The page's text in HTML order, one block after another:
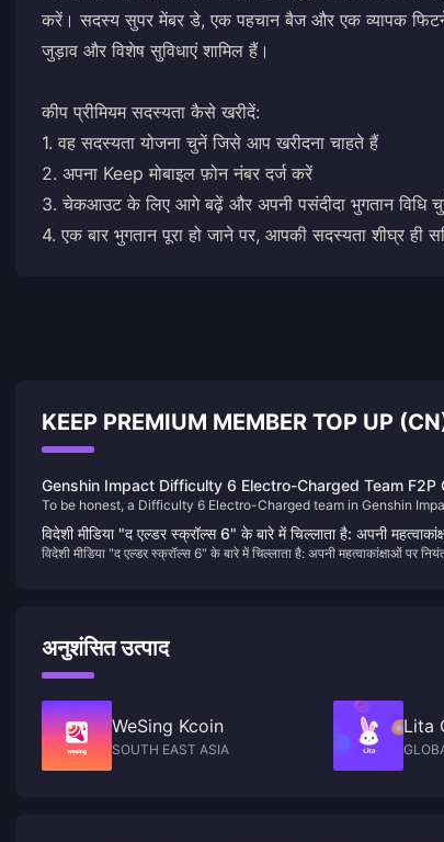
करें। सदस्य सुपर मेंबर डे, एक पहचान बैज और एक व्यापक
जुड़ाव और विशेष सुविधाएं शामिल हैं।
कीप प्रीमियम सदस्यता कैसे खरीदें:
1. वह सदस्यता योजना चुनें जिसे आप खरीदना चाहते हैं
2. अपना Keep मोबाइल फ़ोन नंबर दर्ज करें
3. चेकआउट के लिए आगे बढ़ें और अपनी पसंदीदा भुगतान विधि
4. एक बार भुगतान पूरा हो जाने पर, आपकी सदस्यता शीघ्र ही
KEEP PREMIUM MEMBER TOP UP
Genshin Impact Difficulty 6 Electro-Charged Team F2P
Abyss Corridors Team Compositions and Combat Tips
To be honest, a Difficulty 6 Electro-Charged team in Genshin
be the smartest choice for F2P players to clear the Abyss
use 4-star characters as the core, relying on the Electro-
mechanism to achieve high damage output—doesn't that sound
विदेशी मीडिया "द एल्डर स्क्रॉल्स 6" के बारे में चिल्लाता है: अपनी
नियंत्रण रखें, "ऊंची आंखों और निचले हाथों" वाले "तारों वाले आकाश" की
विदेशी मीडिया "द एल्डर स्क्रॉल्स 6" के बारे में चिल्लाता है: अपनी महत्वाकांक्षाओं पर
अनुशंसित उत्पाद
WeSing Kcoin
SOUTH EAST ASIA
Lita